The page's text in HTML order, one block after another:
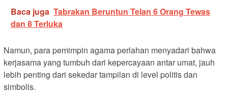
Baca juga Tabrakan Beruntun Telan 6 Orang Tewas
dan 8 Terluka
Namun, para pemimpin agama perlahan menyadari bahwa
kerjasama yang tumbuh dari kepercayaan antar umat, jauh
lebih penting dari sekedar tampilan di level politis dan
simbolis.